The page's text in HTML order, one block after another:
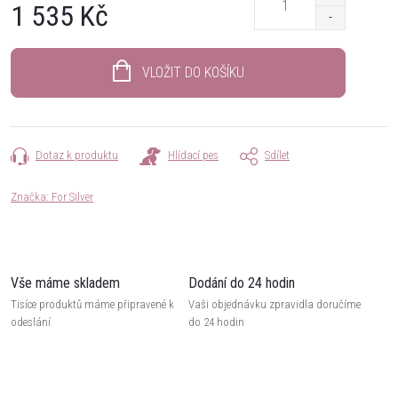
1 535 Kč
VLOŽIT DO KOŠÍKU
Dotaz k produktu Hlídací pes Sdílet
Značka: For Silver
Vše máme skladem
Tisíce produktů máme připravené k
odeslání
Dodání do 24 hodin
Vaši objednávku zpravidla doručíme
do 24 hodin